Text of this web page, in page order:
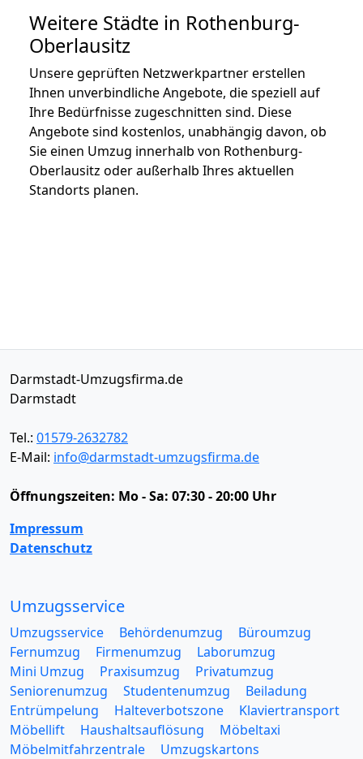
Weitere Städte in Rothenburg-
Oberlausitz
Unsere geprüften Netzwerkpartner erstellen
Ihnen unverbindliche Angebote, die speziell auf
Ihre Bedürfnisse zugeschnitten sind. Diese
Angebote sind kostenlos, unabhängig davon, ob
Sie einen Umzug innerhalb von Rothenburg-
Oberlausitz oder außerhalb Ihres aktuellen
Standorts planen.
Darmstadt-Umzugsfirma.de
Darmstadt
Tel.: 01579-2632782
E-Mail: info@darmstadt-umzugsfirma.de
Öffnungszeiten: Mo - Sa: 07:30 - 20:00 Uhr
Impressum
Datenschutz
Umzugsservice
Umzugsservice Behördenumzug
Büroumzug
Fernumzug
Firmenumzug
Laborumzug
Mini Umzug
Praxisumzug
Privatumzug
Seniorenumzug
Studentenumzug
Beiladung
Entrümpelung
Halteverbotszone
Klaviertransport
Möbellift
Haushaltsauflösung
Möbeltaxi
Möbelmitfahrzentrale
Umzugskartons